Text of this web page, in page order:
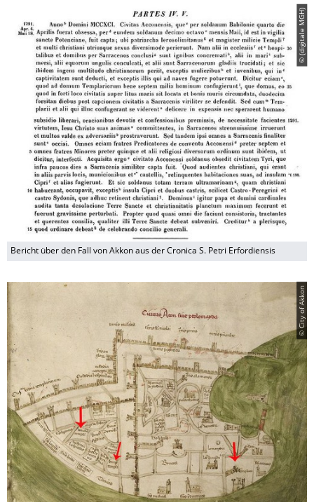
© (digitale MGH)
Bericht über den Fall von Akkon aus der Cronica S. Petri Erfordiensis
© City of Akkon